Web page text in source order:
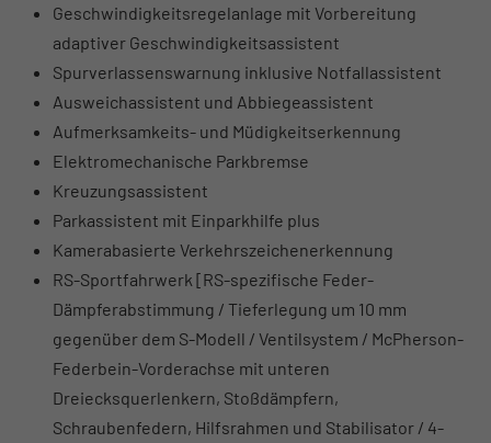
Geschwindigkeitsregelanlage mit Vorbereitung
adaptiver Geschwindigkeitsassistent
Spurverlassenswarnung inklusive Notfallassistent
Ausweichassistent und Abbiegeassistent
Aufmerksamkeits- und Müdigkeitserkennung
Elektromechanische Parkbremse
Kreuzungsassistent
Parkassistent mit Einparkhilfe plus
Kamerabasierte Verkehrszeichenerkennung
RS-Sportfahrwerk [RS-spezifische Feder-
Dämpferabstimmung / Tieferlegung um 10 mm
gegenüber dem S-Modell / Ventilsystem / McPherson-
Federbein-Vorderachse mit unteren
Dreiecksquerlenkern, Stoßdämpfern,
Schraubenfedern, Hilfsrahmen und Stabilisator / 4-